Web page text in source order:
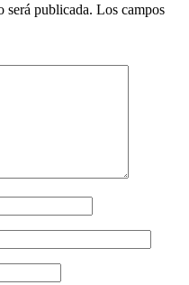
será publicada. Los campos